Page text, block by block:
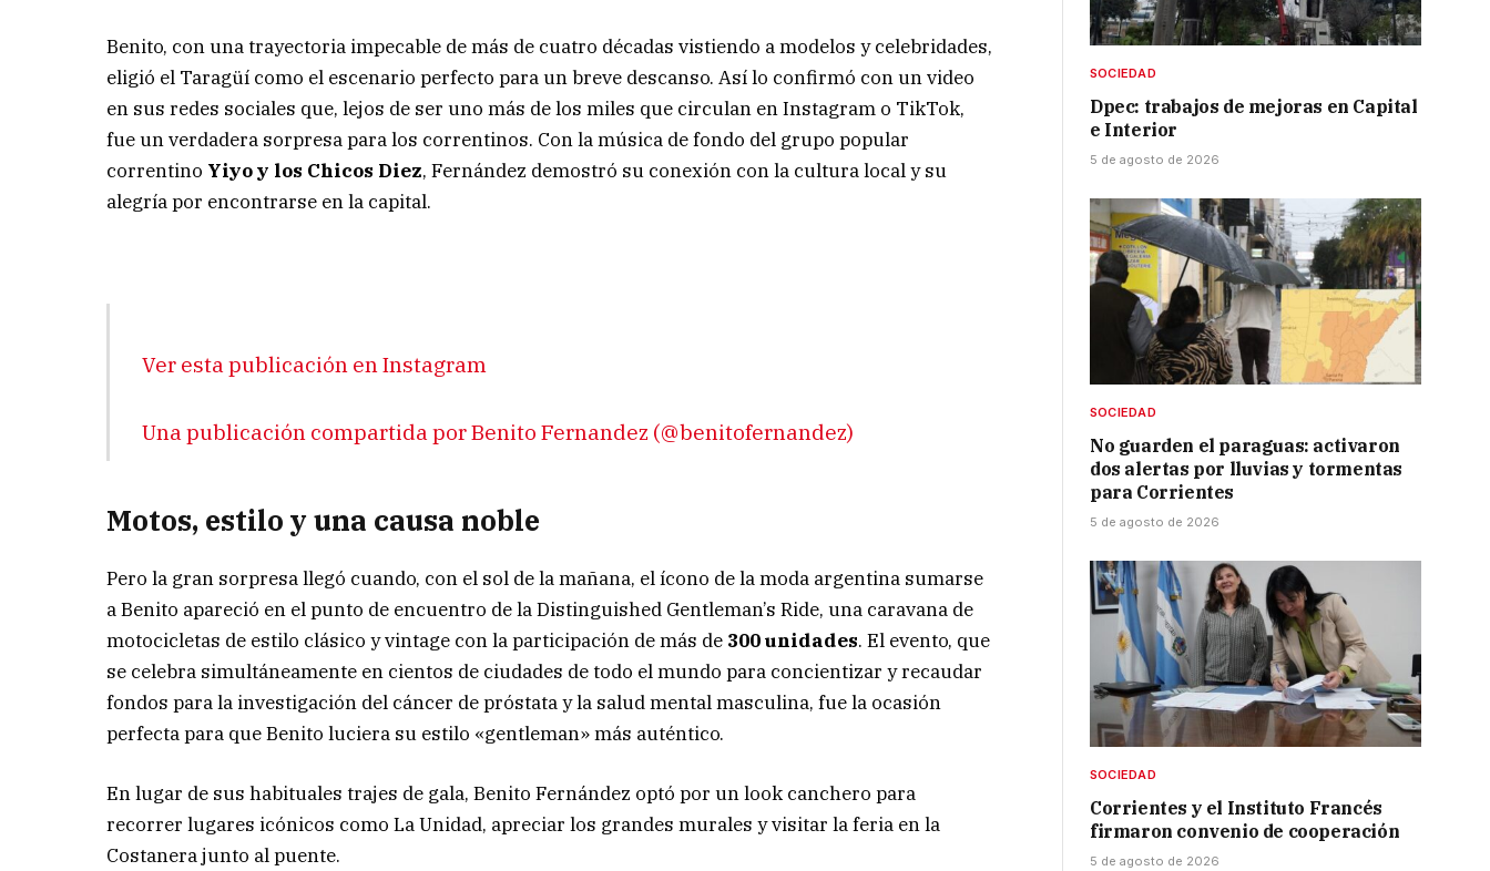
Benito, con una trayectoria impecable de más de cuatro décadas vistiendo a modelos y celebridades,
eligió el Taragüí como el escenario perfecto para un breve descanso. Así lo confirmó con un video
en sus redes sociales que, lejos de ser uno más de los miles que circulan en Instagram o TikTok,
fue un verdadera sorpresa para los correntinos. Con la música de fondo del grupo popular
correntino Yiyo y los Chicos Diez, Fernández demostró su conexión con la cultura local y su
alegría por encontrarse en la capital.
Ver esta publicación en Instagram
Una publicación compartida por Benito Fernandez (@benitofernandez)
Motos, estilo y una causa noble
Pero la gran sorpresa llegó cuando, con el sol de la mañana, el ícono de la moda argentina sumarse
a Benito apareció en el punto de encuentro de la Distinguished Gentleman’s Ride, una caravana de
motocicletas de estilo clásico y vintage con la participación de más de 300 unidades. El evento, que
se celebra simultáneamente en cientos de ciudades de todo el mundo para concientizar y recaudar
fondos para la investigación del cáncer de próstata y la salud mental masculina, fue la ocasión
perfecta para que Benito luciera su estilo «gentleman» más auténtico.
En lugar de sus habituales trajes de gala, Benito Fernández optó por un look canchero para
recorrer lugares icónicos como La Unidad, apreciar los grandes murales y visitar la feria en la
Costanera junto al puente.
SOCIEDAD
Dpec: trabajos de mejoras en Capital
e Interior
5 de agosto de 2026
SOCIEDAD
No guarden el paraguas: activaron
dos alertas por lluvias y tormentas
para Corrientes
5 de agosto de 2026
SOCIEDAD
Corrientes y el Instituto Francés
firmaron convenio de cooperación
5 de agosto de 2026